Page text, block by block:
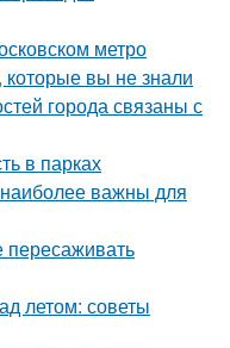
метро
вы не знали
города связаны с
в парках
важны для
пересаживать
летом: советы